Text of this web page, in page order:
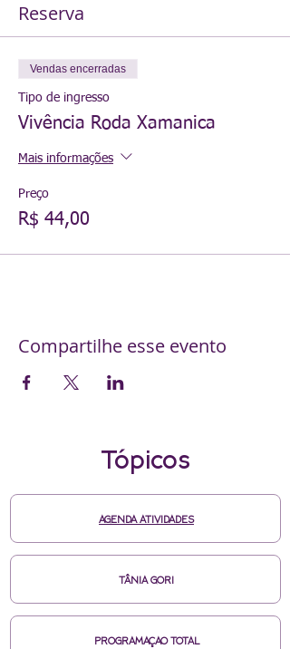
Reserva
Vendas encerradas
Tipo de ingresso
Vivência Roda Xamanica
Mais informações
Preço
R$ 44,00
Compartilhe esse evento
Tópicos
AGENDA ATIVIDADES
TÂNIA GORI
PROGRAMAÇAO TOTAL